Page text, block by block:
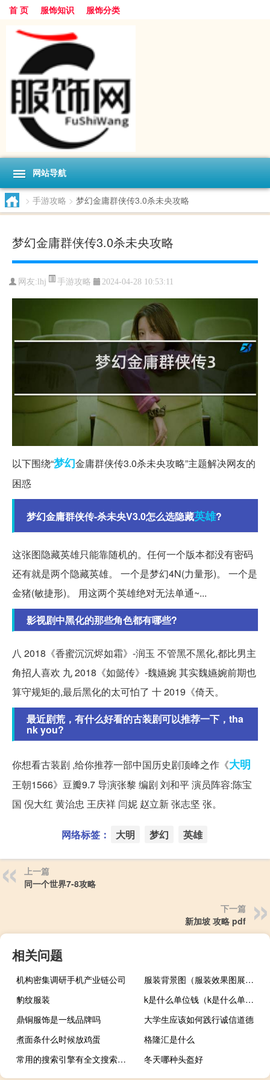
首 页 服饰知识 服饰分类
网站导航
> 手游攻略 > 梦幻金庸群侠传3.0杀未央攻略
梦幻金庸群侠传3.0杀未央攻略
网友: lhj 手游攻略 2024-04-28 10:53:11
以下围绕“梦幻金庸群侠传3.0杀未央攻略”主题解决网友的
困惑
梦幻金庸群侠传-杀未央V3.0怎么选隐藏英雄?
这张图隐藏英雄只能靠随机的。任何一个版本都没有密码
还有就是两个隐藏英雄。 一个是梦幻4N(力量形)。 一个是
金猪(敏捷形)。 用这两个英雄绝对无法单通~...
影视剧中黑化的那些角色都有哪些?
八 2018《香蜜沉沉烬如霜》-润玉 不管黑不黑化,都比男主
角招人喜欢 九 2018《如懿传》-魏嬿婉 其实魏嬿婉前期也
算守规矩的,最后黑化的太可怕了 十 2019《倚天。
最近剧荒，有什么好看的古装剧可以推荐一下，tha
nk you?
你想看古装剧 ,给你推荐一部中国历史剧顶峰之作《大明
王朝1566》豆瓣9.7 导演张黎 编剧 刘和平 演员阵容:陈宝
国 倪大红 黄治忠 王庆祥 闫妮 赵立新 张志坚 张。
网络标签： 大明 梦幻 英雄
上一篇
同一个世界7-8攻略
下一篇
新加坡 攻略 pdf
相关问题
机构密集调研手机产业链公司
服装背景图（服装效果图展示背景图）
豹纹服装
k是什么单位钱（k是什么单位）
鼎铜服饰是一线品牌吗
大学生应该如何践行诚信道德
煮面条什么时候放鸡蛋
格隆汇是什么
常用的搜索引擎有全文搜索引擎（常用的搜索引擎）
冬天哪种头盔好